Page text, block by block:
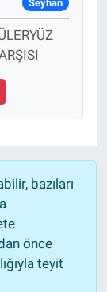
Seyhan
bazıları
önce
teyit